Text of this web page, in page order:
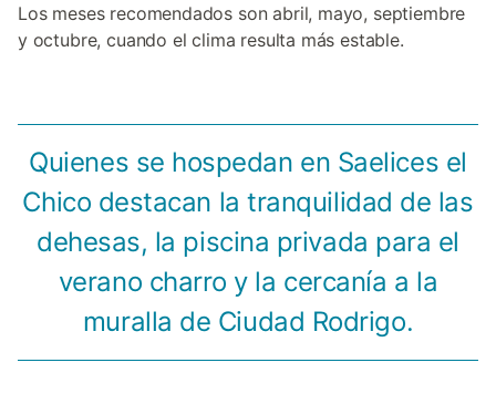
Los meses recomendados son abril, mayo, septiembre
y octubre, cuando el clima resulta más estable.
Quienes se hospedan en Saelices el
Chico destacan la tranquilidad de las
dehesas, la piscina privada para el
verano charro y la cercanía a la
muralla de Ciudad Rodrigo.